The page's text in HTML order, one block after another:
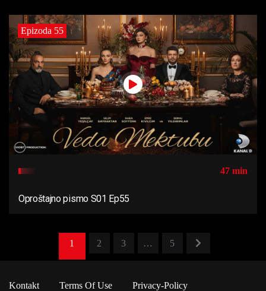
Epizoda 55
47 min
Oproštajno pismo S01 Ep55
1 2 3 … 5
Kontakt Terms Of Use
Privacy-Policy